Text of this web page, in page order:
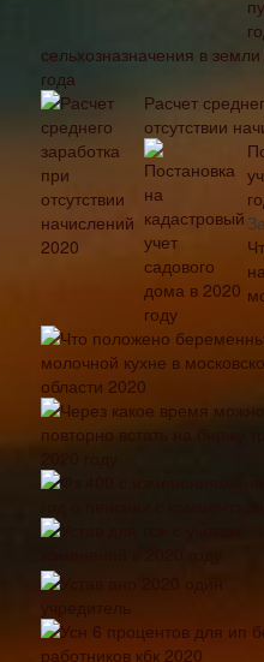
сельхозназначения в
года
Расчет
отсутствии